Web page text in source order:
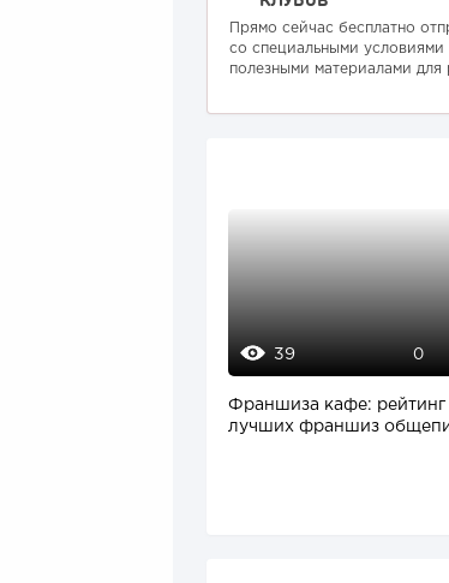
Прямо сейчас бесплатно
со специальными условиями
полезными материалами для
39 0
Франшиза кафе: рейтинг
лучших франшиз